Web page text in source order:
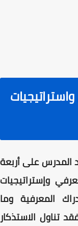
المدرس على أربعة
وإستراتيجيات
المعرفية وما
تناول الاستذكار